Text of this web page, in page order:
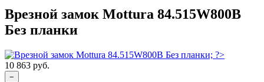
Врезной замок Mottura 84.515W800B
Без планки
10 863 руб.
−